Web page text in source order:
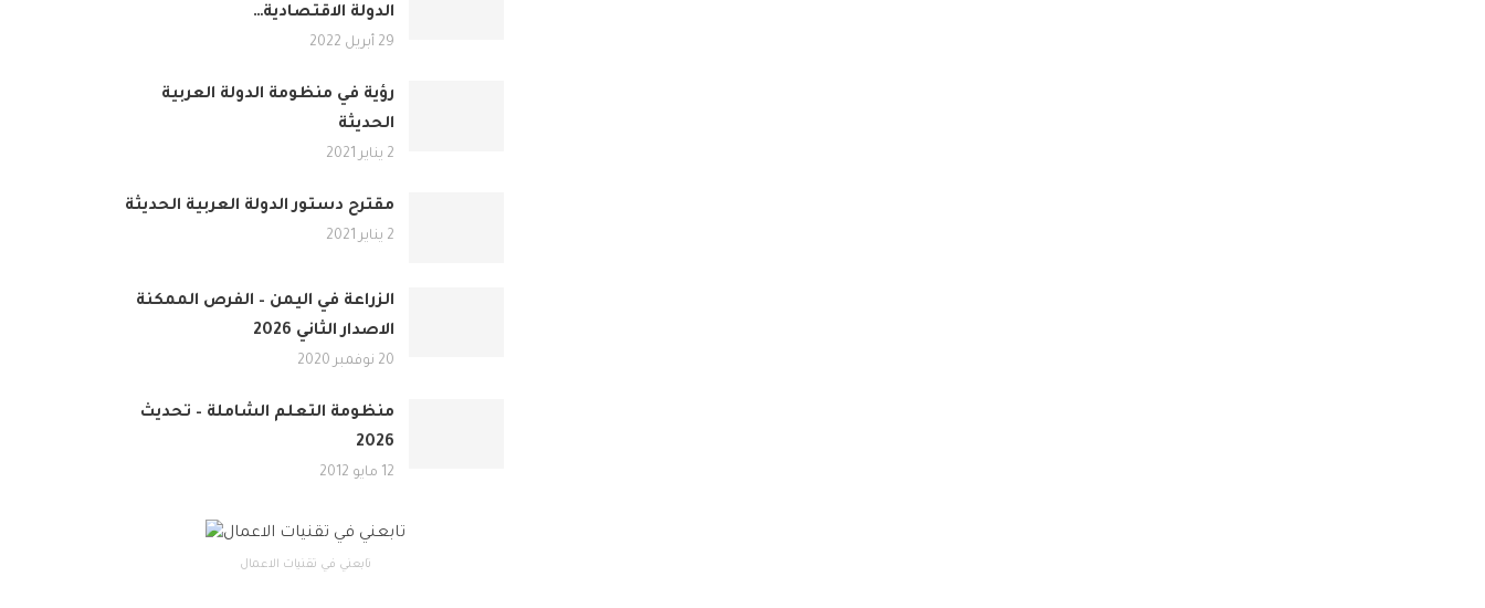
الدولة الاقتصادية…
29 أبريل 2022
رؤية في منظومة الدولة العربية
الحديثة
2 يناير 2021
مقترح دستور الدولة العربية الحديثة
2 يناير 2021
الزراعة في اليمن – الفرص الممكنة
الاصدار الثاني 2026
20 نوفمبر 2020
منظومة التعلم الشاملة – تحديث
2026
12 مايو 2012
تابعني في تقنيات الاعمال